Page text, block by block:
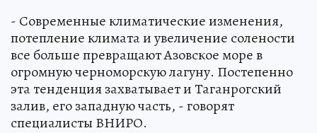
- Современные климатические изменения,
потепление климата и увеличение солености
все больше превращают Азовское море в
огромную черноморскую лагуну. Постепенно
эта тенденция захватывает и Таганрогский
залив, его западную часть, - говорят
специалисты ВНИРО.